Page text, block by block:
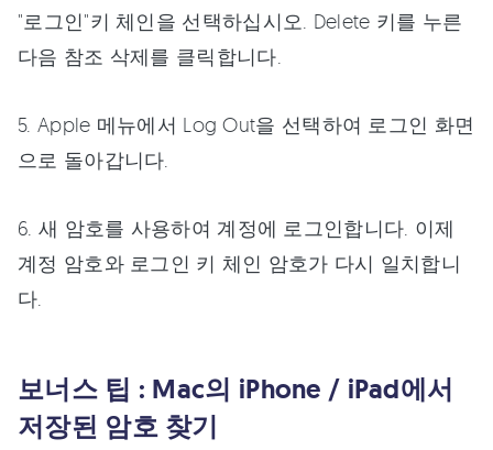
"로그인"키 체인을 선택하십시오. Delete 키를 누른
다음 참조 삭제를 클릭합니다.
5. Apple 메뉴에서 Log Out을 선택하여 로그인 화면
으로 돌아갑니다.
6. 새 암호를 사용하여 계정에 로그인합니다. 이제
계정 암호와 로그인 키 체인 암호가 다시 일치합니
다.
보너스 팁 : Mac의 iPhone / iPad에서
저장된 암호 찾기